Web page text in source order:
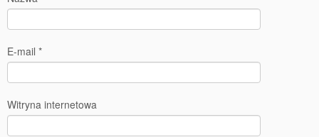
E-mail *
Witryna internetowa